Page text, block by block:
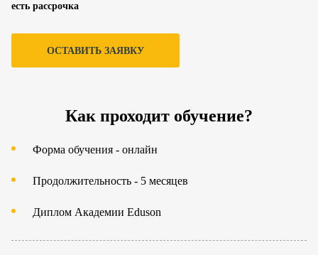
есть рассрочка
ОСТАВИТЬ ЗАЯВКУ
Как проходит обучение?
Форма обучения - онлайн
Продолжительность - 5 месяцев
Диплом Академии Eduson